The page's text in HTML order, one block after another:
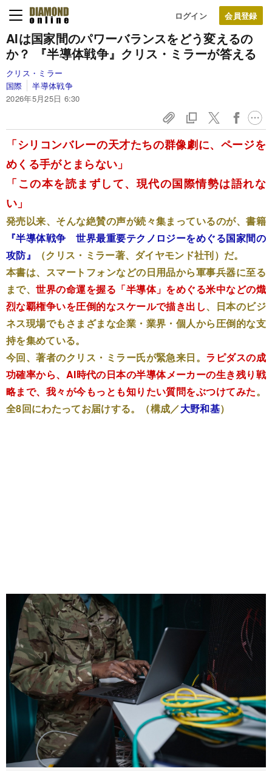
ログイン
AIは国家間のパワーバランスをどう変えるの
か？ 『半導体戦争』クリス・ミラーが答える
クリス・ミラー
国際
半導体戦争
2026年5月25日 6:30
「シリコンバレーの天才たちの群像劇に、ページを
めくる手がとまらない」
「この本を読まずして、現代の国際情勢は語れな
い」
発売以来、そんな絶賛の声が続々集まっているのが、書籍
『半導体戦争 世界最重要テクノロジーをめぐる国家間の
攻防』
（クリス・ミラー著、ダイヤモンド社刊）だ。
本書は、スマートフォンなどの日用品から軍事兵器に至る
まで、世界の命運を握る「半導体」をめぐる米中などの熾
烈な覇権争いを圧倒的なスケールで描き出し、日本のビジ
ネス現場でもさまざまな企業・業界・個人から圧倒的な支
持を集めている。
今回、著者のクリス・ミラー氏が緊急来日。 ラピダスの成
功確率から、AI時代の日本の半導体メーカーの生き残り戦
略まで、我々が今もっとも知りたい質問をぶつけてみた。
全8回にわたってお届けする。（構成／大野和基）